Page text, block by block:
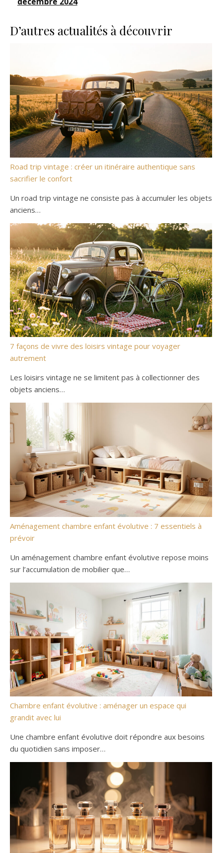
D’autres actualités à découvrir
Road trip vintage : créer un itinéraire authentique sans
sacrifier le confort
Un road trip vintage ne consiste pas à accumuler les objets
anciens…
7 façons de vivre des loisirs vintage pour voyager
autrement
Les loisirs vintage ne se limitent pas à collectionner des
objets anciens…
Aménagement chambre enfant évolutive : 7 essentiels à
prévoir
Un aménagement chambre enfant évolutive repose moins
sur l’accumulation de mobilier que…
Chambre enfant évolutive : aménager un espace qui
grandit avec lui
Une chambre enfant évolutive doit répondre aux besoins
du quotidien sans imposer…